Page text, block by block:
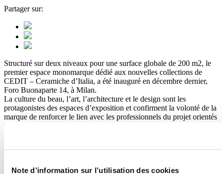
Note d’information sur l’utilisation des cookies
Partager sur:
Structuré sur deux niveaux pour une surface globale de 200 m2, le
premier espace monomarque dédié aux nouvelles collections de
CEDIT – Ceramiche d’Italia, a été inauguré en décembre dernier,
Foro Buonaparte 14, à Milan.
La culture du beau, l’art, l’architecture et le design sont les
protagonistes des espaces d’exposition et confirment la volonté de la
marque de renforcer le lien avec les professionnels du projet orientés
vers le design d’intérieur haut de gamme.
productive et aux signes qui la distinguent. Le rez-de-chaussée est